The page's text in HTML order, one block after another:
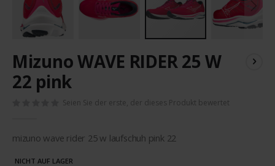
Anfang
der
Bildergalerie
springen
Mizuno WAVE RIDER 25 W
22 pink
Seien Sie der erste, der dieses Produkt bewertet
mizuno wave rider 25 w laufschuh pink 22
NICHT AUF LAGER